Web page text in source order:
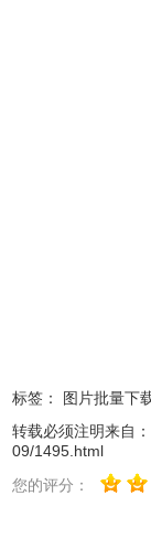
标签： 图片批量下
转载必须注明来自：
09/1495.html
您的评分：